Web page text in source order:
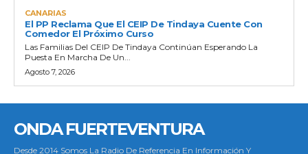
CANARIAS
El PP Reclama Que El CEIP De Tindaya Cuente Con
Comedor El Próximo Curso
Las Familias Del CEIP De Tindaya Continúan Esperando La
Puesta En Marcha De Un...
Agosto 7, 2026
ONDA FUERTEVENTURA
Desde 2014 Somos La Radio De Referencia En Información Y